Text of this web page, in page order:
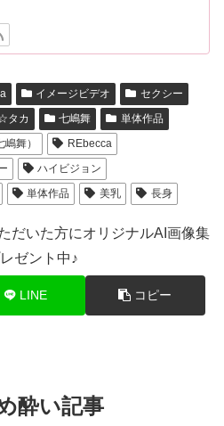
イメージビデオ
セクシー
タカ 七嶋舞
単体作品
嶋舞）
REbecca
ハイビジョン
単体作品 美乳 長身
だいた方にオリジナルAI画像集
ゼント中♪
LINE コピー
酔い記事